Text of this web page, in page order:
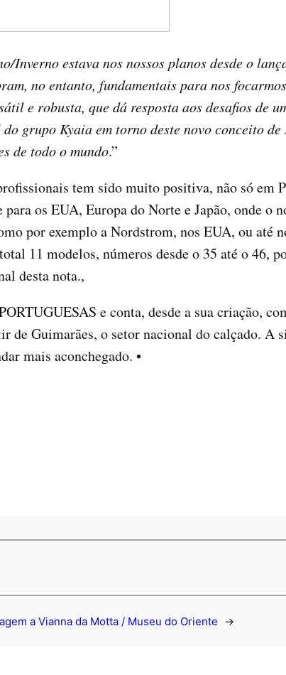
Inverno estava nos nossos planos desde o
no entanto, fundamentais para nos
e robusta, que dá resposta aos desafios de
grupo Kyaia em torno deste novo conceito
de todo o mundo.”
tem sido muito positiva, não só em
os EUA, Europa do Norte e Japão, onde o
por exemplo a Nordstrom, nos EUA, ou até
11 modelos, números desde o 35 até o 46,
desta nota.,
e conta, desde a sua criação,
de Guimarães, o setor nacional do calçado. A
mais aconchegado. •
a Vianna da Motta / Museu do Oriente →